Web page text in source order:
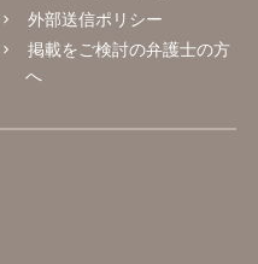
外部送信ポリシー
掲載をご検討の弁護士の方
へ